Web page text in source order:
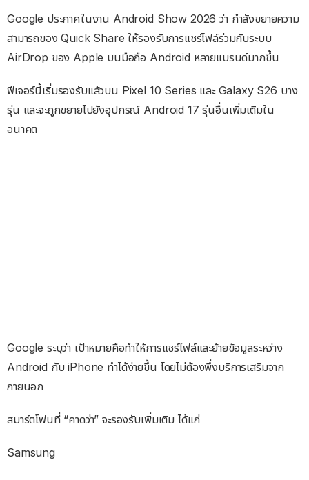
Google ประกาศในงาน Android Show 2026 ว่า กำลังขยายความ
สามารถของ Quick Share ให้รองรับการแชร์ไฟล์ร่วมกับระบบ
AirDrop ของ Apple บนมือถือ Android หลายแบรนด์มากขึ้น
ฟีเจอร์นี้เริ่มรองรับแล้วบน Pixel 10 Series และ Galaxy S26 บาง
รุ่น และจะถูกขยายไปยังอุปกรณ์ Android 17 รุ่นอื่นเพิ่มเติมใน
อนาคต
Google ระบุว่า เป้าหมายคือทำให้การแชร์ไฟล์และย้ายข้อมูลระหว่าง
Android กับ iPhone ทำได้ง่ายขึ้น โดยไม่ต้องพึ่งบริการเสริมจาก
ภายนอก
สมาร์ตโฟนที่ “คาดว่า” จะรองรับเพิ่มเติม ได้แก่
Samsung